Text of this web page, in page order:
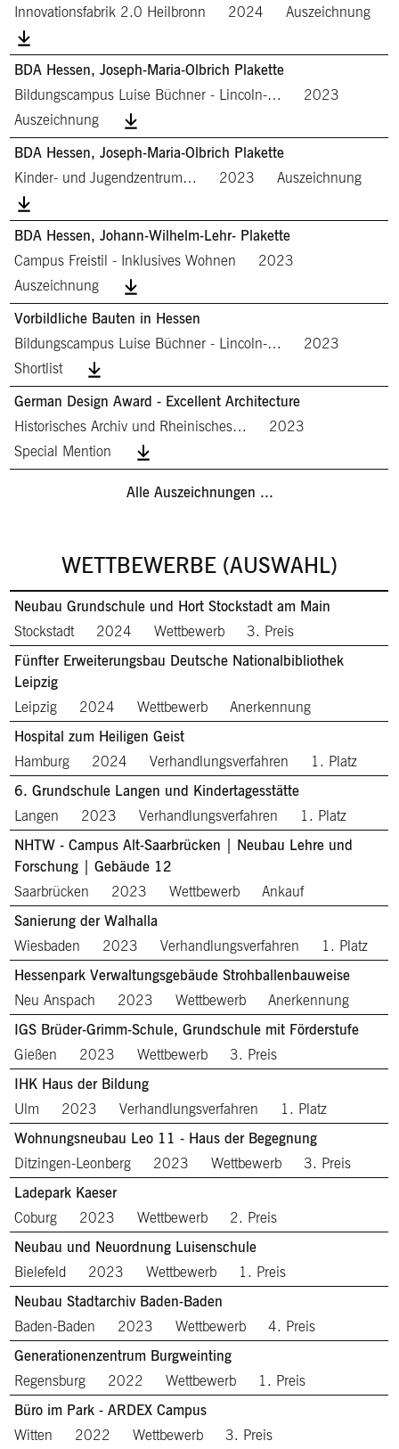
Innovationsfabrik 2.0 Heilbronn
2024 Auszeichnung
BDA Hessen, Joseph-Maria-Olbrich Plakette
Bildungscampus Luise Büchner - Lincoln-…
2023
Auszeichnung
BDA Hessen, Joseph-Maria-Olbrich Plakette
Kinder- und Jugendzentrum…
2023 Auszeichnung
BDA Hessen, Johann-Wilhelm-Lehr- Plakette
Campus Freistil - Inklusives Wohnen
2023
Auszeichnung
Vorbildliche Bauten in Hessen
Bildungscampus Luise Büchner - Lincoln-…
2023
Shortlist
German Design Award - Excellent Architecture
Historisches Archiv und Rheinisches…
2023
Special Mention
Alle Auszeichnungen ...
WETTBEWERBE (AUSWAHL)
Neubau Grundschule und Hort Stockstadt am Main
Stockstadt
2024 Wettbewerb
3. Preis
Fünfter Erweiterungsbau Deutsche Nationalbibliothek
Leipzig
Leipzig
2024 Wettbewerb
Anerkennung
Hospital zum Heiligen Geist
Hamburg
2024 Verhandlungsverfahren
1. Platz
6. Grundschule Langen und Kindertagesstätte
Langen
2023 Verhandlungsverfahren
1. Platz
NHTW - Campus Alt-Saarbrücken | Neubau Lehre und
Forschung | Gebäude 12
Saarbrücken
2023 Wettbewerb
Ankauf
Sanierung der Walhalla
Wiesbaden
2023 Verhandlungsverfahren
1. Platz
Hessenpark Verwaltungsgebäude Strohballenbauweise
Neu Anspach
2023 Wettbewerb
Anerkennung
IGS Brüder-Grimm-Schule, Grundschule mit Förderstufe
Gießen
2023 Wettbewerb
3. Preis
IHK Haus der Bildung
Ulm
2023 Verhandlungsverfahren
1. Platz
Wohnungsneubau Leo 11 - Haus der Begegnung
Ditzingen-Leonberg
2023 Wettbewerb
3. Preis
Ladepark Kaeser
Coburg
2023 Wettbewerb
2. Preis
Neubau und Neuordnung Luisenschule
Bielefeld
2023 Wettbewerb
1. Preis
Neubau Stadtarchiv Baden-Baden
Baden-Baden
2023 Wettbewerb
4. Preis
Generationenzentrum Burgweinting
Regensburg
2022 Wettbewerb
1. Preis
Büro im Park - ARDEX Campus
Witten
2022 Wettbewerb 3. Preis